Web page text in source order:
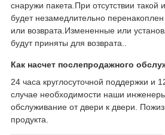
снаружи пакета.При отсутствии
будет незамедлительно
или возврата.Измененные или
будут приняты для возврата..
Как насчет послепродажного
24 часа круглосуточной поддержки и
случае необходимости наши
обслуживание от двери к двери.
продукта.